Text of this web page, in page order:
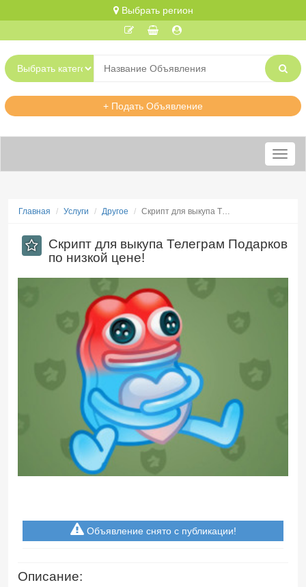
Выбрать регион
+ Подать Объявление
Меню
Главная Услуги Другое ​Скрипт для выкупа Т…
​Скрипт для выкупа Телеграм Подарков
по низкой цене!
Объявление снято с публикации!
Описание: